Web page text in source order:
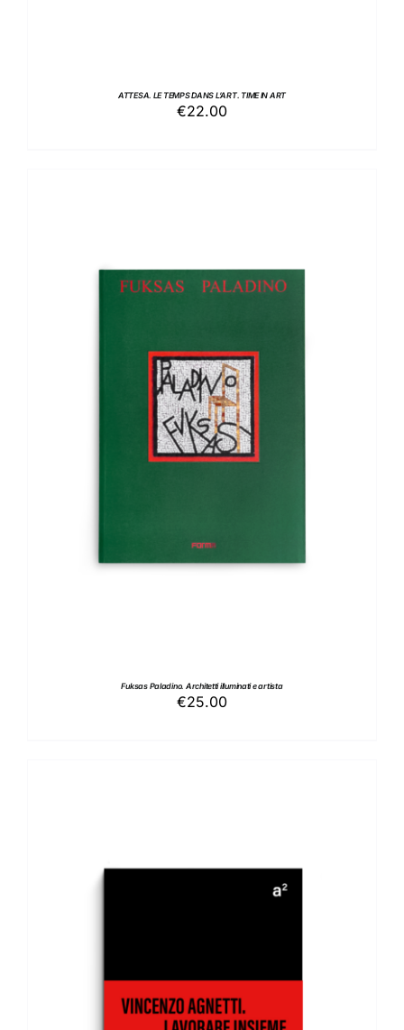
ATTESA. LE TEMPS DANS L’ART. TIME IN ART
€22.00
AGGIUNGI AL CARRELLO /
Fuksas Paladino. Architetti illuminati e artista
€25.00
AGGIUNGI AL CARRELLO /